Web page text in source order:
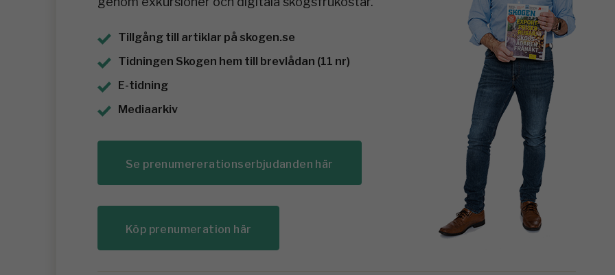
Tillgång till artiklar på skogen.se
Tidningen Skogen hem till brevlådan (11 nr)
E-tidning
Mediaarkiv
Se prenumererationserbjudanden här
Köp prenumeration här